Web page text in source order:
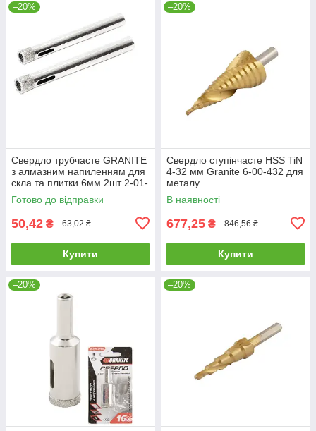
–20%
Свердло трубчасте GRANITE
з алмазним напиленням для
скла та плитки 6мм 2шт 2-01-
206 |Сверло трубчатое
GRANITE с алмазным
Готово до відправки
50,42 ₴ 63,02 ₴
Купити
–20%
Свердло ступінчасте HSS TiN
4-32 мм Granite 6-00-432 для
металу
В наявності
677,25 ₴ 846,56 ₴
Купити
–20% –20%